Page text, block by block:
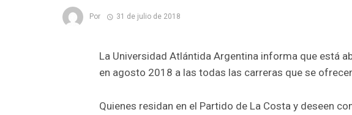
Por 31 de julio de 2018
La Universidad Atlántida Argentina informa que está
en agosto 2018 a las todas las carreras que se
Quienes residan en el Partido de La Costa y deseen